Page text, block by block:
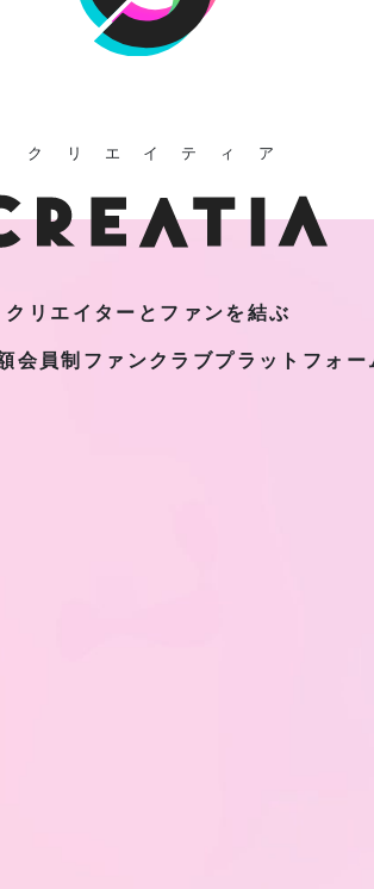
クリエイティア
クリエイターとファンを結ぶ
会員制 ファンクラブプラットフォー